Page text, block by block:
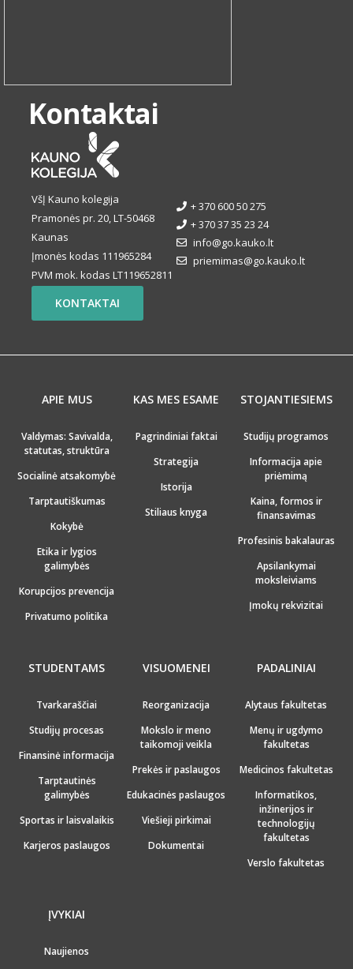
Kontaktai
VšĮ Kauno kolegija
Pramonės pr. 20, LT-50468
Kaunas
Įmonės kodas 111965284
PVM mok. kodas LT119652811
+ 370 600 50 275
+ 370 37 35 23 24
info@go.kauko.lt
priemimas@go.kauko.lt
KONTAKTAI
APIE MUS
Valdymas: Savivalda,
statutas, struktūra
Socialinė atsakomybė
Tarptautiškumas
Kokybė
Etika ir lygios
galimybės
Korupcijos prevencija
Privatumo politika
KAS MES ESAME
Pagrindiniai faktai
Strategija
Istorija
Stiliaus knyga
STOJANTIESIEMS
Studijų programos
Informacija apie
priėmimą
Kaina, formos ir
finansavimas
Profesinis bakalauras
Apsilankymai
moksleiviams
Įmokų rekvizitai
STUDENTAMS
Tvarkaraščiai
Studijų procesas
Finansinė informacija
Tarptautinės
galimybės
Sportas ir laisvalaikis
Karjeros paslaugos
VISUOMENEI
Reorganizacija
Mokslo ir meno
taikomoji veikla
Prekės ir paslaugos
Edukacinės paslaugos
Viešieji pirkimai
Dokumentai
PADALINIAI
Alytaus fakultetas
Menų ir ugdymo
fakultetas
Medicinos fakultetas
Informatikos,
inžinerijos ir
technologijų
fakultetas
Verslo fakultetas
ĮVYKIAI
Naujienos